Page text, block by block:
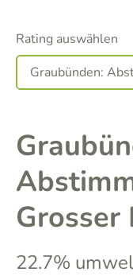
Rating auswählen
Grosser
22.7%